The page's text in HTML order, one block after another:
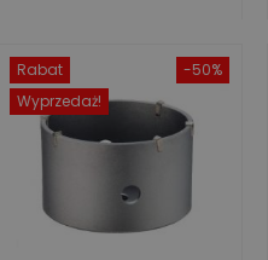
-50%
Rabat
Wyprzedaż!